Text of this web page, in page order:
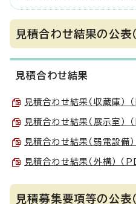
見積合わせ結果の公表
見積合わせ結果
見積合わせ結果（収蔵庫
見積合わせ結果（展示室
見積合わせ結果（弱電設
見積合わせ結果（外構）
見積募集要項等の公表